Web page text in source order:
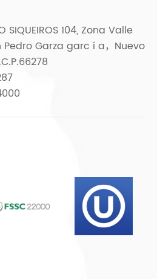
SIQUEIROS 104, Zona Valle
Pedro Garza garc í a，Nuevo